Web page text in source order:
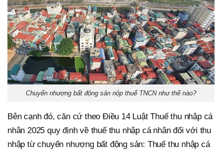
Chuyển nhượng bất động sản nộp thuế TNCN như thế nào?
Bên cạnh đó, căn cứ theo Điều 14 Luật Thuế thu nhập cá
nhân 2025 quy định về thuế thu nhập cá nhân đối với thu
nhập từ chuyển nhượng bất động sản: Thuế thu nhập cá